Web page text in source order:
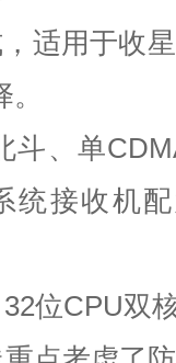
适用于收
斗、单
统接收机
位CPU双